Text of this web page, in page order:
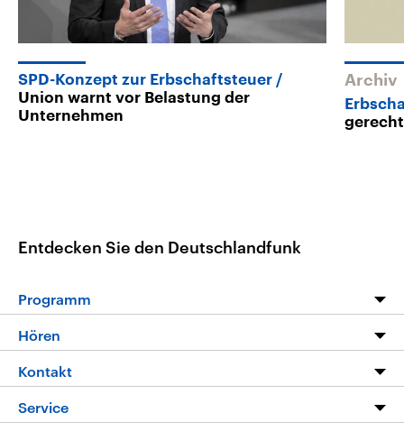
SPD-Konzept zur Erbschaftsteuer
Union warnt vor Belastung der
Unternehmen
Archiv
Entdecken Sie den Deutschlandfunk
Programm
Programm
Die Nachrichten
Nachrichtenleicht
Hören
Livestream
Podcasts
Kontakt
Hörerservice
Service